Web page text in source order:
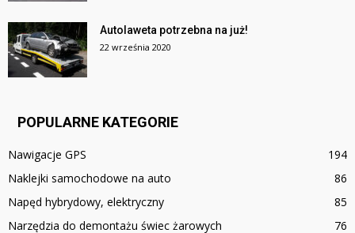
Autolaweta potrzebna na już!
22 września 2020
POPULARNE KATEGORIE
Nawigacje GPS
194
Naklejki samochodowe na auto
86
Napęd hybrydowy, elektryczny
85
Narzędzia do demontażu świec żarowych
76